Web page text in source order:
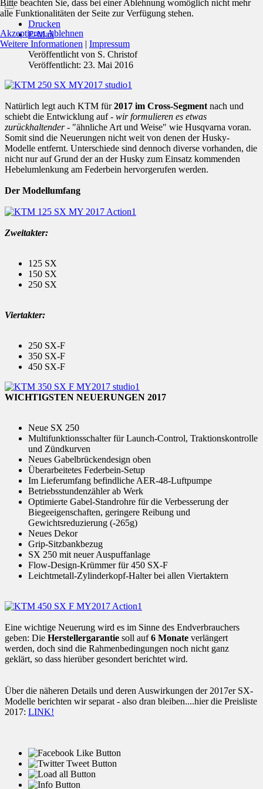
Drucken
E-Mail
Veröffentlicht von S. Christof
Veröffentlicht: 23. Mai 2016
Natürlich legt auch KTM für2017 im Cross-Segment nach und
schiebt die Entwicklung auf - wir formulieren es etwas
zurückhaltender- "ähnliche Art und Weise" wie Husqvarna voran.
Somit sind die Neuerungen nicht weit von denen der Husky-
Modelle entfernt. Unterschiede sind dennoch diverse vorhanden, die
nicht nur auf Grund der an der Husky zum Einsatz kommenden
Hebelumlenkung am Federbein hervorgerufen werden.
Der Modellumfang
Zweitakter:
125 SX
150 SX
250 SX
Viertakter:
250 SX-F
350 SX-F
450 SX-F
WICHTIGSTEN NEUERUNGEN 2017
Neue SX 250
Multifunktionsschalter für Launch-Control, Traktionskontrolle
und Zündkurven
Neues Gabelbrückendesign oben
Überarbeitetes Federbein-Setup
Im Lieferumfang befindliche AER-48-Luftpumpe
Betriebsstundenzähler ab Werk
Optimierte Gabel-Standrohre für die Verbesserung der
Biegeeigenschaften, geringere Reibung und
Gewichtsreduzierung (-265g)
Neues Dekor
Grip-Sitzbankbezug
SX 250 mit neuer Auspuffanlage
Flow-Design-Krümmer für 450 SX-F
Leichtmetall-Zylinderkopf-Halter bei allen Viertaktern
Eine wichtige Neuerung wird es im Sinne des Endverbrauchers
geben: Die Herstellergarantie soll auf6 Monate verlängert
werden, doch sind die Rahmenbedingungen noch nicht ganz
geklärt, so dass hierüber gesondert berichtet wird.
Über die näheren Details und deren Auswirkungen der 2017er SX-
Modelle berichten wir separat - also dran bleiben....hier die Preisliste
2017: LINK!
Bitte beachten Sie, dass bei einer Ablehnung womöglich nicht mehr
alle Funktionalitäten der Seite zur Verfügung stehen.
AkzeptierenAblehnen
Weitere Informationen | Impressum